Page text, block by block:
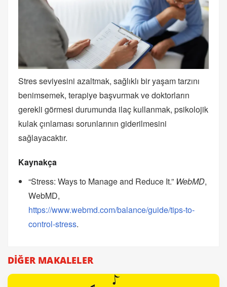
Stres seviyesini azaltmak, sağlıklı bir yaşam tarzını
benimsemek, terapiye başvurmak ve doktorların
gerekli görmesi durumunda ilaç kullanmak, psikolojik
kulak çınlaması sorunlarının giderilmesini
sağlayacaktır.
Kaynakça
“Stress: Ways to Manage and Reduce It.” WebMD,
WebMD,
https://www.webmd.com/balance/guide/tips-to-
control-stress.
DİĞER MAKALELER